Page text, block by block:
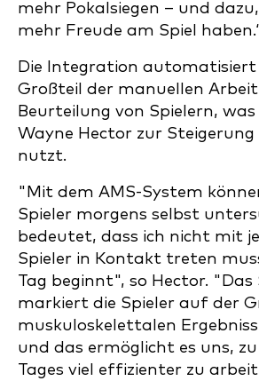
mehr Pokalsiegen – und dazu,
mehr Freude am Spiel
Die Integration automatisiert
Großteil der manuellen
Beurteilung von Spielern, was
Wayne Hector zur
nutzt.
"Mit dem AMS-System
Spieler morgens selbst
bedeutet, dass ich nicht mit
Spieler in Kontakt treten
Tag beginnt", so Hector. "Das
markiert die Spieler auf der
muskuloskelettalen
und das ermöglicht es uns, zu
Tages viel effizienter zu